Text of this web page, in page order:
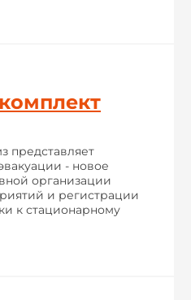
представляет
- новое
организации
и регистрации
к стационарному